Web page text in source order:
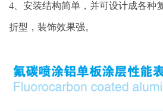
4、安装结构简单，并可设计成各种
折型，装饰效果强。